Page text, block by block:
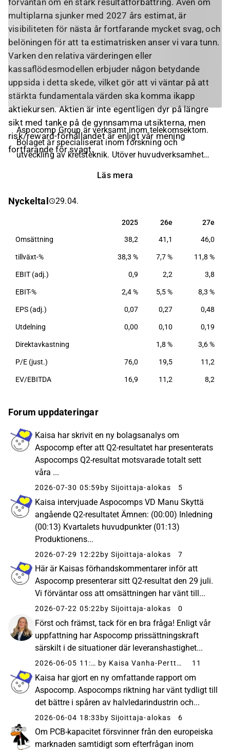
förväntan om en stark resultatförbättring. Även om
multiplarna sjunker med 2027 års estimat, är
visibiliteten för nästa år fortfarande mycket svag, och
belöningen för att ta estimatrisken anser vi vara tunn.
Varken den relativa värderingen eller
kassaflödesmodellen erbjuder någon betydande
uppsida i detta skede, vilket gör att vi väntar på att
stärkta fundamentala värden ska komma ikapp
aktiekursen. Aktien är inte egentligen dyr på längre
sikt med tanke på de gynnsamma utsikterna, men
risk/reward-förhållandet är enligt vår mening
fortfarande för svagt.
Aspocomp Group är verksamt inom telekomsektorn.
Bolaget är specialiserat inom forskning och
utveckling av kretsteknik. Utöver huvudverksamheten
logistik. Produkterna används inom en rad olika
fordon, samt säkerhetsbranschen. Aspocomp Group
Läs mera
Nyckeltal 29.04.
2025 26e 27e
2025 26e 27e
Omsättning 38,2 41,1 46,0
tillväxt-% 38,3 % 7,7 % 11,8 %
EBIT (adj.) 0,9 2,2 3,8
EBIT-% 2,4 % 5,5 % 8,3 %
EPS (adj.) 0,07 0,27 0,48
Utdelning 0,00 0,10 0,19
Direktavkastning 1,8 % 3,6 %
P/E (just.) 76,0 19,5 11,2
EV/EBITDA 16,9 11,2 8,2
Forum uppdateringar
Kaisa har skrivit en ny bolagsanalys om
Aspocomp efter att Q2-resultatet har presenterats
Aspocomps Q2-resultat motsvarade totalt sett
våra ...
2026-07-30 05:59 by Sijoittaja-alokas 5
Kaisa intervjuade Aspocomps VD Manu Skyttä
angående Q2-resultatet Ämnen: (00:00) Inledning
(00:13) Kvartalets huvudpunkter (01:13)
Produktionens...
2026-07-29 12:22 by Sijoittaja-alokas 7
Här är Kaisas förhandskommentarer inför att
Aspocomp presenterar sitt Q2-resultat den 29 juli.
Vi förväntar oss att omsättningen har vänt till...
2026-07-22 05:22by Sijoittaja-alokas 0
Först och främst, tack för en bra fråga! Enligt vår
uppfattning har Aspocomp prissättningskraft
särskilt i de situationer där leveranshastighet...
2026-06-05 11:39 by Kaisa Vanha-Perttula 11
Kaisa har gjort en ny omfattande rapport om
Aspocomp. Aspocomps riktning har vänt tydligt till
det bättre i spåren av halvledarindustrin och...
2026-06-04 18:33by Sijoittaja-alokas 6
Om PCB-kapacitet försvinner från den europeiska
marknaden samtidigt som efterfrågan inom